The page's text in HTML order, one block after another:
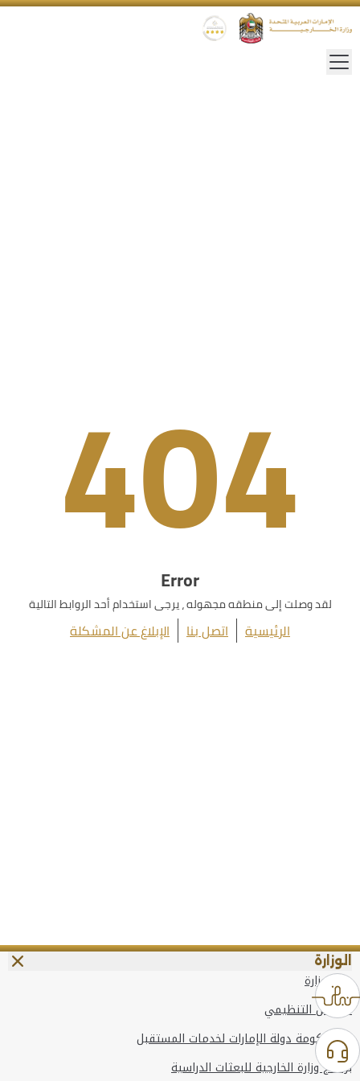
404
Error
لقد وصلت إلى منطقه مجهوله ، يرجى استخدام أحد الروابط التالية
الرئيسية اتصل بنا الإبلاغ عن المشكلة
الوزارة
عن الوزارة
الهيكل التنظيمي
وعد حكومة دولة الإمارات لخدمات المستقبل
برنامج وزارة الخارجية للبعثات الدراسية